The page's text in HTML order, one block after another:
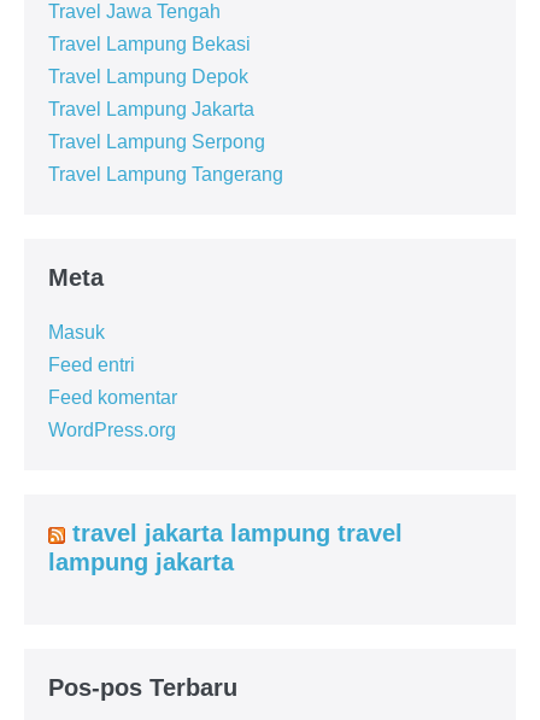
Travel Jawa Tengah
Travel Lampung Bekasi
Travel Lampung Depok
Travel Lampung Jakarta
Travel Lampung Serpong
Travel Lampung Tangerang
Meta
Masuk
Feed entri
Feed komentar
WordPress.org
travel jakarta lampung travel
lampung jakarta
Pos-pos Terbaru